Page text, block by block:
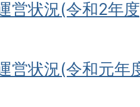
営状況(令和2年
営状況(令和元年